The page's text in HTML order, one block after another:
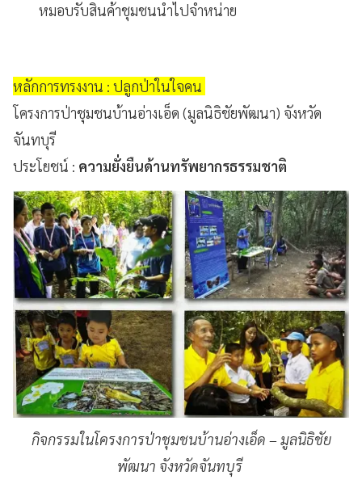
หมอบรับสินค้าชุมชนนำไปจำหน่าย
หลักการทรงงาน : ปลูกป่าในใจคน
โครงการป่าชุมชนบ้านอ่างเอ็ด (มูลนิธิชัยพัฒนา) จังหวัด
จันทบุรี
ประโยชน์ : ความยั่งยืนด้านทรัพยากรธรรมชาติ
กิจกรรมในโครงการป่าชุมชนบ้านอ่างเอ็ด – มูลนิธิชัย
พัฒนา จังหวัดจันทบุรี